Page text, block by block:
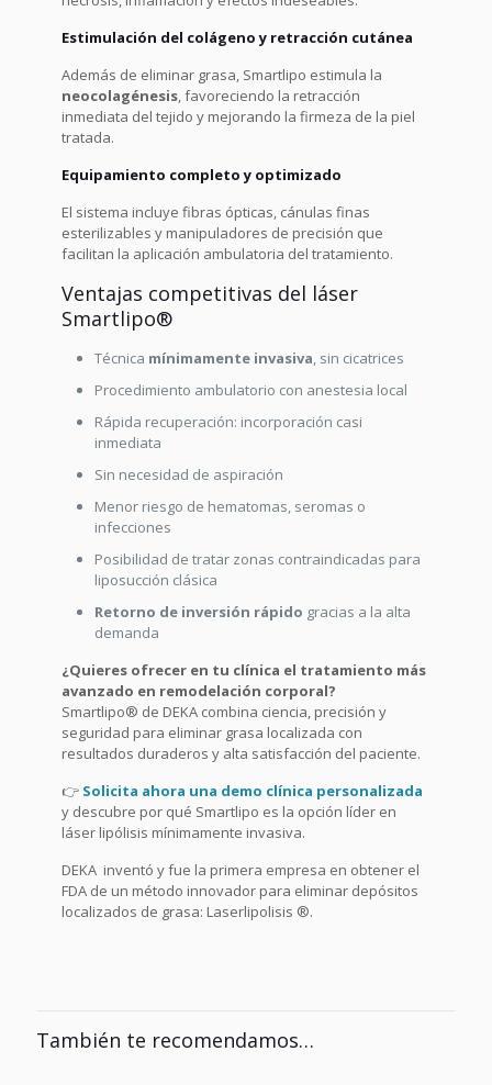
Estimulación del colágeno y retracción cutánea
Además de eliminar grasa, Smartlipo estimula la
neocolagénesis, favoreciendo la retracción
inmediata del tejido y mejorando la firmeza de la piel
tratada.
Equipamiento completo y optimizado
El sistema incluye fibras ópticas, cánulas finas
esterilizables y manipuladores de precisión que
facilitan la aplicación ambulatoria del tratamiento.
Ventajas competitivas del láser
Smartlipo®
Técnica mínimamente invasiva, sin cicatrices
Procedimiento ambulatorio con anestesia local
Rápida recuperación: incorporación casi
inmediata
Sin necesidad de aspiración
Menor riesgo de hematomas, seromas o
infecciones
Posibilidad de tratar zonas contraindicadas para
liposucción clásica
Retorno de inversión rápido gracias a la alta
demanda
¿Quieres ofrecer en tu clínica el tratamiento más
avanzado en remodelación corporal?
Smartlipo® de DEKA combina ciencia, precisión y
seguridad para eliminar grasa localizada con
resultados duraderos y alta satisfacción del paciente.
👉 Solicita ahora una demo clínica personalizada
y descubre por qué Smartlipo es la opción líder en
láser lipólisis mínimamente invasiva.
DEKA inventó y fue la primera empresa en obtener el
FDA de un método innovador para eliminar depósitos
localizados de grasa: Laserlipolisis ®.
También te recomendamos…